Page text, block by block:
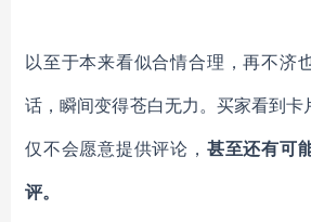
以至于本来看似合情合理，再不济
话，瞬间变得苍白无力。买家看到卡
仅不会愿意提供评论， 甚至还有可
评。